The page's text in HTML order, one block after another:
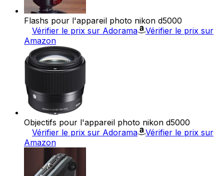
Flashs pour l'appareil photo nikon d5000
Vérifier le prix sur Adorama
Vérifier le prix sur
Amazon
Objectifs pour l'appareil photo nikon d5000
Vérifier le prix sur Adorama
Vérifier le prix sur
Amazon